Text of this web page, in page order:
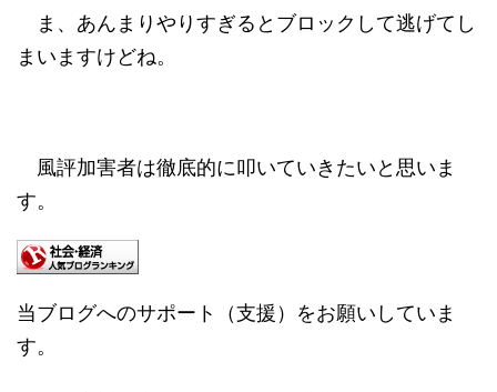
ま、あんまりやりすぎるとブロックして逃げてし
まいますけどね。
風評加害者は徹底的に叩いていきたいと思いま
す。
当ブログへのサポート（支援）をお願いしていま
す。